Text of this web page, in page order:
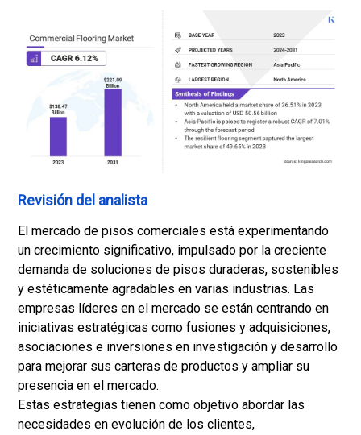
Revisión del analista
El mercado de pisos comerciales está experimentando
un crecimiento significativo, impulsado por la creciente
demanda de soluciones de pisos duraderas, sostenibles
y estéticamente agradables en varias industrias. Las
empresas líderes en el mercado se están centrando en
iniciativas estratégicas como fusiones y adquisiciones,
asociaciones e inversiones en investigación y desarrollo
para mejorar sus carteras de productos y ampliar su
presencia en el mercado.
Estas estrategias tienen como objetivo abordar las
necesidades en evolución de los clientes,